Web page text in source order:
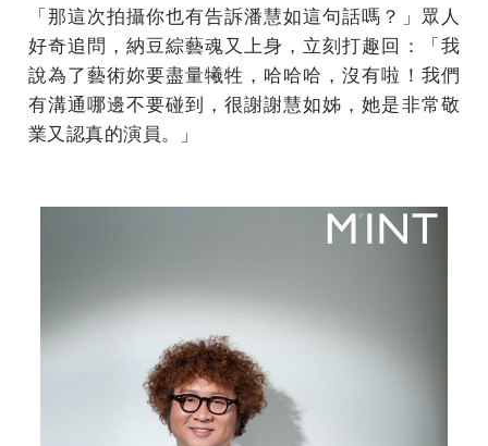
「那這次拍攝你也有告訴潘慧如這句話嗎？」眾人
好奇追問，納豆綜藝魂又上身，立刻打趣回：「我
說為了藝術妳要盡量犧牲，哈哈哈，沒有啦！我們
有溝通哪邊不要碰到，很謝謝慧如姊，她是非常敬
業又認真的演員。」